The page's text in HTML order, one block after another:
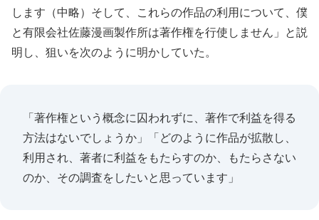
します（中略）そして、これらの作品の利用について、僕
と有限会社佐藤漫画製作所は著作権を行使しません」と説
明し、狙いを次のように明かしていた。
「著作権という概念に囚われずに、著作で利益を得る
方法はないでしょうか」「どのように作品が拡散し、
利用され、著者に利益をもたらすのか、もたらさない
のか、その調査をしたいと思っています」